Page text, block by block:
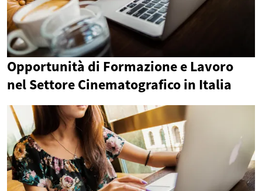
Opportunità di Formazione e Lavoro
nel Settore Cinematografico in Italia